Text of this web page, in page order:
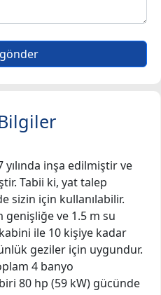
yılında inşa edilmiştir ve
Tabii ki, yat talep
sizin için kullanılabilir.
genişliğe ve 1.5 m su
ile 10 kişiye kadar
geziler için uygundur.
4 banyo
80 hp (59 kW) gücünde